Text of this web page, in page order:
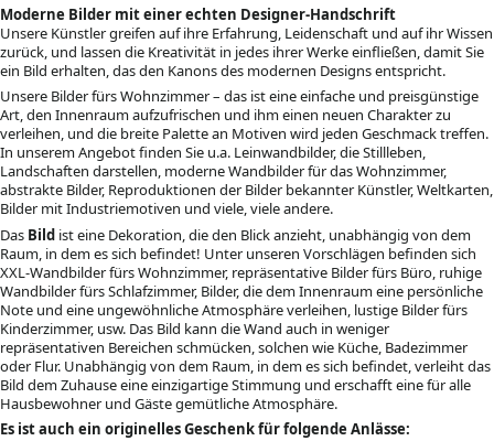
Moderne Bilder mit einer echten Designer-Handschrift
Unsere Künstler greifen auf ihre Erfahrung, Leidenschaft und auf ihr Wissen
zurück, und lassen die Kreativität in jedes ihrer Werke einfließen, damit Sie
ein Bild erhalten, das den Kanons des modernen Designs entspricht.
Unsere Bilder fürs Wohnzimmer – das ist eine einfache und preisgünstige
Art, den Innenraum aufzufrischen und ihm einen neuen Charakter zu
verleihen, und die breite Palette an Motiven wird jeden Geschmack treffen.
In unserem Angebot finden Sie u.a. Leinwandbilder, die Stillleben,
Landschaften darstellen, moderne Wandbilder für das Wohnzimmer,
abstrakte Bilder, Reproduktionen der Bilder bekannter Künstler, Weltkarten,
Bilder mit Industriemotiven und viele, viele andere.
Das Bild ist eine Dekoration, die den Blick anzieht, unabhängig von dem
Raum, in dem es sich befindet! Unter unseren Vorschlägen befinden sich
XXL-Wandbilder fürs Wohnzimmer, repräsentative Bilder fürs Büro, ruhige
Wandbilder fürs Schlafzimmer, Bilder, die dem Innenraum eine persönliche
Note und eine ungewöhnliche Atmosphäre verleihen, lustige Bilder fürs
Kinderzimmer, usw. Das Bild kann die Wand auch in weniger
repräsentativen Bereichen schmücken, solchen wie Küche, Badezimmer
oder Flur. Unabhängig von dem Raum, in dem es sich befindet, verleiht das
Bild dem Zuhause eine einzigartige Stimmung und erschafft eine für alle
Hausbewohner und Gäste gemütliche Atmosphäre.
Es ist auch ein originelles Geschenk für folgende Anlässe: